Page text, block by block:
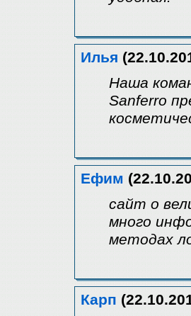
Илья
Наша
Sanferro
Ефим
сайт о
много
методах
Карп